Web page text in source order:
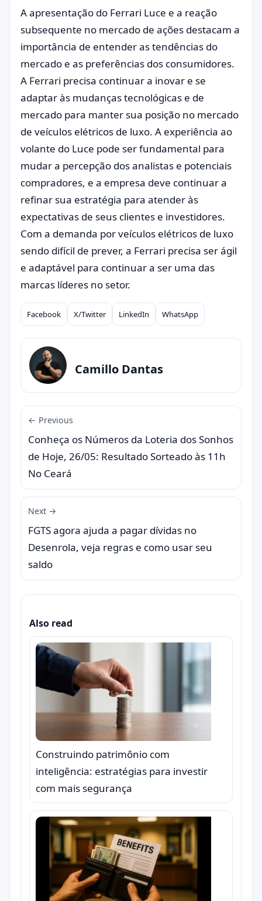
A apresentação do Ferrari Luce e a reação
subsequente no mercado de ações destacam a
importância de entender as tendências do
mercado e as preferências dos consumidores.
A Ferrari precisa continuar a inovar e se
adaptar às mudanças tecnológicas e de
mercado para manter sua posição no mercado
de veículos elétricos de luxo. A experiência ao
volante do Luce pode ser fundamental para
mudar a percepção dos analistas e potenciais
compradores, e a empresa deve continuar a
refinar sua estratégia para atender às
expectativas de seus clientes e investidores.
Com a demanda por veículos elétricos de luxo
sendo difícil de prever, a Ferrari precisa ser ágil
e adaptável para continuar a ser uma das
marcas líderes no setor.
Compartilhar
Facebook X/Twitter LinkedIn WhatsApp
Camillo Dantas
← Previous
Conheça os Números da Loteria dos Sonhos
de Hoje, 26/05: Resultado Sorteado às 11h
No Ceará
Next →
FGTS agora ajuda a pagar dívidas no
Desenrola, veja regras e como usar seu
saldo
Also read
Construindo patrimônio com
inteligência: estratégias para investir
com mais segurança